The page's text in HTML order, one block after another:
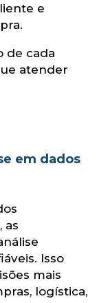
e
de cada
atender
em dados
as
Isso
mais
logística,